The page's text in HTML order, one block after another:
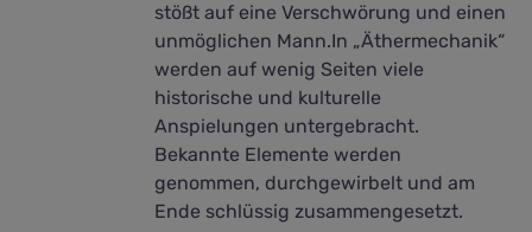
stößt auf eine Verschwörung und einen
unmöglichen Mann.In „Äthermechanik“
werden auf wenig Seiten viele
historische und kulturelle
Anspielungen untergebracht.
Bekannte Elemente werden
genommen, durchgewirbelt und am
Ende schlüssig zusammengesetzt.